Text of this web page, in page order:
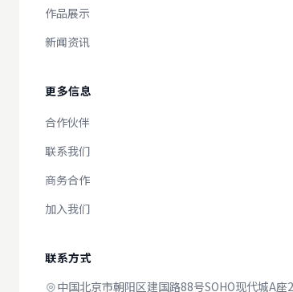
作品展示
新闻资讯
更多信息
合作伙伴
联系我们
商务合作
加入我们
联系方式
中国北京市朝阳区建国路88号SOHO现代城A座